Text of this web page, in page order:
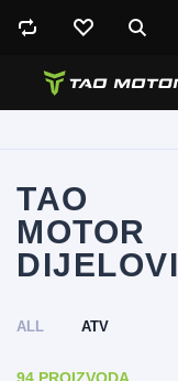
TAO
MOTOR
DIJELOVI
ALL ATV